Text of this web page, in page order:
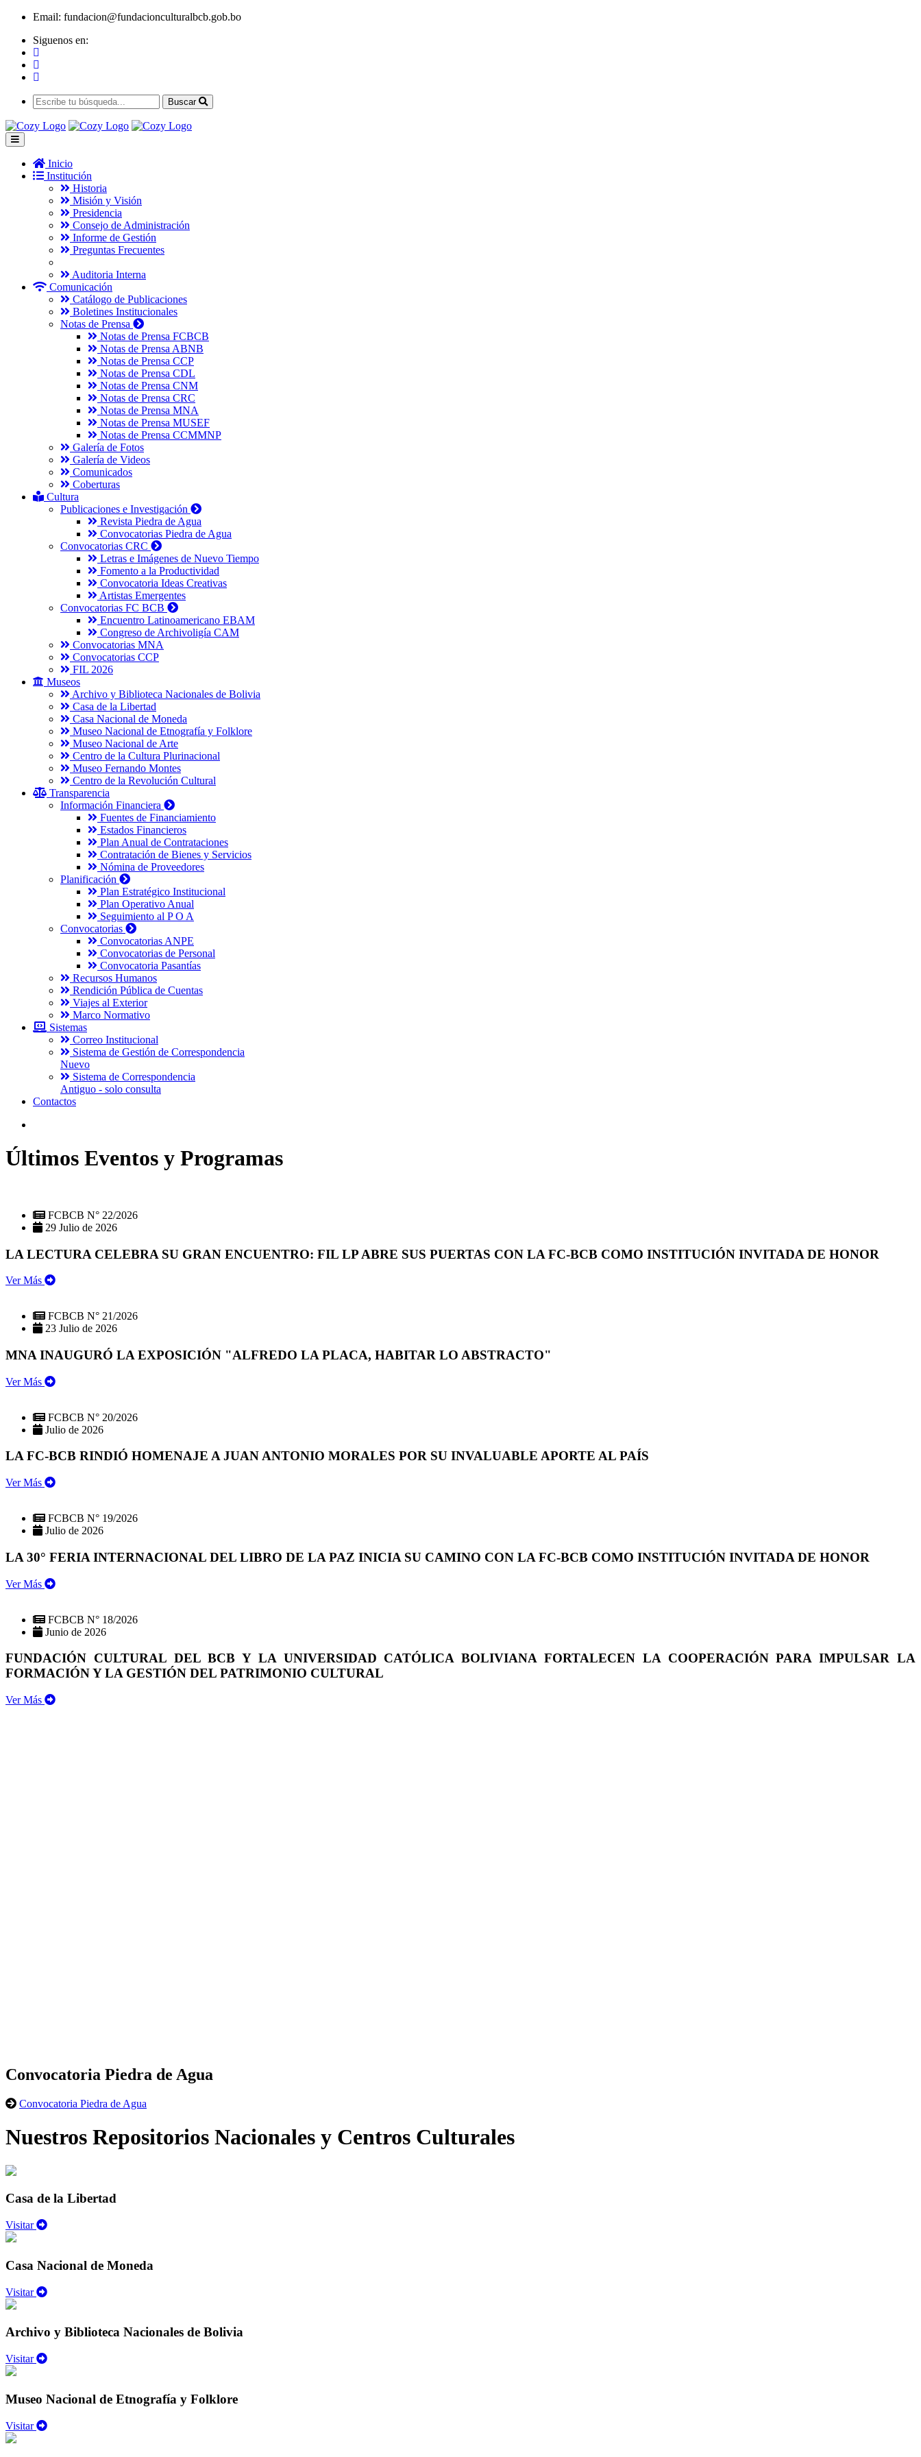
Email: fundacion@fundacionculturalbcb.gob.bo
Siguenos en:
Buscar
Inicio
Institución
Historia
Misión y Visión
Presidencia
Consejo de Administración
Informe de Gestión
Preguntas Frecuentes
Auditoria Interna
Comunicación
Catálogo de Publicaciones
Boletines Institucionales
Notas de Prensa
Notas de Prensa FCBCB
Notas de Prensa ABNB
Notas de Prensa CCP
Notas de Prensa CDL
Notas de Prensa CNM
Notas de Prensa CRC
Notas de Prensa MNA
Notas de Prensa MUSEF
Notas de Prensa CCMMNP
Galería de Fotos
Galería de Videos
Comunicados
Coberturas
Cultura
Publicaciones e Investigación
Revista Piedra de Agua
Convocatorias Piedra de Agua
Convocatorias CRC
Letras e Imágenes de Nuevo Tiempo
Fomento a la Productividad
Convocatoria Ideas Creativas
Artistas Emergentes
Convocatorias FC BCB
Encuentro Latinoamericano EBAM
Congreso de Archivoligía CAM
Convocatorias MNA
Convocatorias CCP
FIL 2026
Museos
Archivo y Biblioteca Nacionales de Bolivia
Casa de la Libertad
Casa Nacional de Moneda
Museo Nacional de Etnografía y Folklore
Museo Nacional de Arte
Centro de la Cultura Plurinacional
Museo Fernando Montes
Centro de la Revolución Cultural
Transparencia
Información Financiera
Fuentes de Financiamiento
Estados Financieros
Plan Anual de Contrataciones
Contratación de Bienes y Servicios
Nómina de Proveedores
Planificación
Plan Estratégico Institucional
Plan Operativo Anual
Seguimiento al P O A
Convocatorias
Convocatorias ANPE
Convocatorias de Personal
Convocatoria Pasantías
Recursos Humanos
Rendición Pública de Cuentas
Viajes al Exterior
Marco Normativo
Sistemas
Correo Institucional
Sistema de Gestión de Correspondencia
Nuevo
Sistema de Correspondencia
Antiguo - solo consulta
Contactos
Últimos Eventos y Programas
FCBCB N° 22/2026
29 Julio de 2026
LA LECTURA CELEBRA SU GRAN ENCUENTRO: FIL LP ABRE SUS PUERTAS CON LA FC-BCB COMO INSTITUCIÓN INVITADA DE HONOR
Ver Más
FCBCB N° 21/2026
23 Julio de 2026
MNA INAUGURÓ LA EXPOSICIÓN "ALFREDO LA PLACA, HABITAR LO ABSTRACTO"
Ver Más
FCBCB N° 20/2026
Julio de 2026
LA FC-BCB RINDIÓ HOMENAJE A JUAN ANTONIO MORALES POR SU INVALUABLE APORTE AL PAÍS
Ver Más
FCBCB N° 19/2026
Julio de 2026
LA 30° FERIA INTERNACIONAL DEL LIBRO DE LA PAZ INICIA SU CAMINO CON LA FC-BCB COMO INSTITUCIÓN INVITADA DE HONOR
Ver Más
FCBCB N° 18/2026
Junio de 2026
FUNDACIÓN CULTURAL DEL BCB Y LA UNIVERSIDAD CATÓLICA BOLIVIANA FORTALECEN LA COOPERACIÓN PARA IMPULSAR LA
FORMACIÓN Y LA GESTIÓN DEL PATRIMONIO CULTURAL
Ver Más
Convocatoria Piedra de Agua
Convocatoria Piedra de Agua
Nuestros Repositorios Nacionales y Centros Culturales
Casa de la Libertad
Visitar
Casa Nacional de Moneda
Visitar
Archivo y Biblioteca Nacionales de Bolivia
Visitar
Museo Nacional de Etnografía y Folklore
Visitar